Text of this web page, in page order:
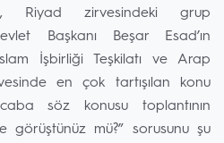
Riyad zirvesindeki grup
Başkanı Beşar Esad’ın
İşbirliği Teşkilatı ve Arap
en çok tartışılan konu
söz konusu toplantının
görüştünüz mü?” sorusunu şu